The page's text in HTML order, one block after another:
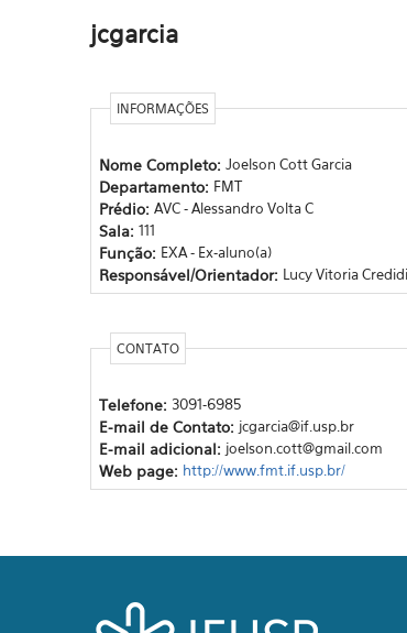
jcgarcia
INFORMAÇÕES
Nome Completo: Joelson Cott Garcia
Departamento: FMT
Prédio: AVC - Alessandro Volta C
Sala: 111
Função: EXA - Ex-aluno(a)
Responsável/Orientador: Lucy Vitoria
CONTATO
Telefone: 3091-6985
E-mail de Contato: jcgarcia@if.usp.br
E-mail adicional: joelson.cott@gmail.com
Web page: http://www.fmt.if.usp.br/